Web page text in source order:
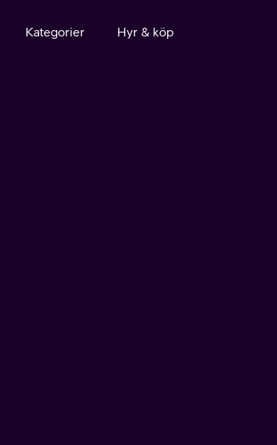
Kategorier Hyr & köp